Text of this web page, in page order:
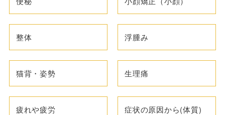
整体 浮腫み
猫背・姿勢 生理痛
疲れや疲労 症状の原因から(体質)